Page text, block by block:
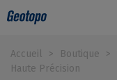
Accueil > Boutique >
Haute Précision